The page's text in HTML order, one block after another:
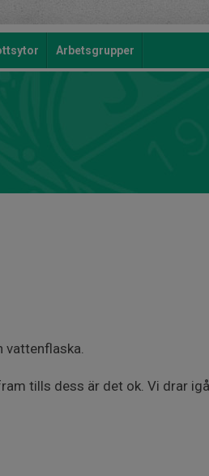
Arbetsgrupper
vattenflaska.
tills dess är det ok. Vi drar